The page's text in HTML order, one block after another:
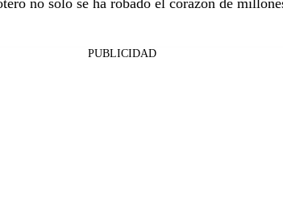
no solo se ha robado el corazón de
PUBLICIDAD